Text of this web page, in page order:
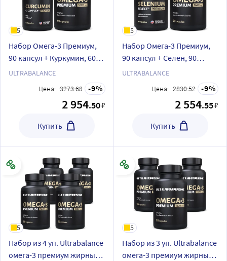
5
Набор Омега-3 Премиум,
90 капсул + Куркумин, 60
капсул
ULTRABALANCE
Цена: 3273.68 9
2 954.50₽
Купить
5
Набор Омега-3 Премиум,
90 капсул + Селен, 90
капсул
ULTRABALANCE
Цена: 2830.52 9
2 554.55₽
Купить
5
Набор из 4 уп. Ultrabalance
омега-3 премиум жирные
5
Набор из 3 уп. Ultrabalance
омега-3 премиум жирные